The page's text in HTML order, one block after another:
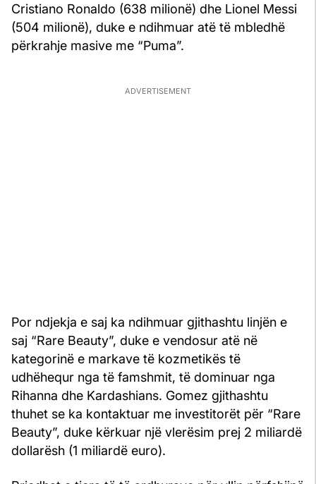
Cristiano Ronaldo (638 milionë) dhe Lionel Messi
(504 milionë), duke e ndihmuar atë të mbledhë
përkrahje masive me “Puma”.
Por ndjekja e saj ka ndihmuar gjithashtu linjën e
saj “Rare Beauty”, duke e vendosur atë në
kategorinë e markave të kozmetikës të
udhëhequr nga të famshmit, të dominuar nga
Rihanna dhe Kardashians. Gomez gjithashtu
thuhet se ka kontaktuar me investitorët për “Rare
Beauty”, duke kërkuar një vlerësim prej 2 miliardë
dollarësh (1 miliardë euro).